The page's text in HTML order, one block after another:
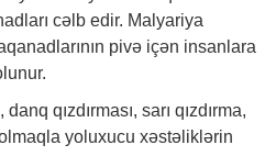
cəlb edir. Malyariya
pivə içən insanlara
qızdırması, sarı qızdırma,
yoluxucu xəstəliklərin